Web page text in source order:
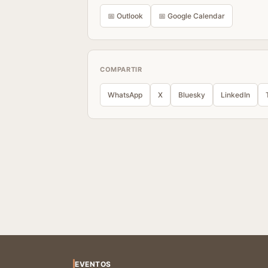
📅 Outlook 📅 Google Calendar
COMPARTIR
WhatsApp X Bluesky LinkedIn
EVENTOS